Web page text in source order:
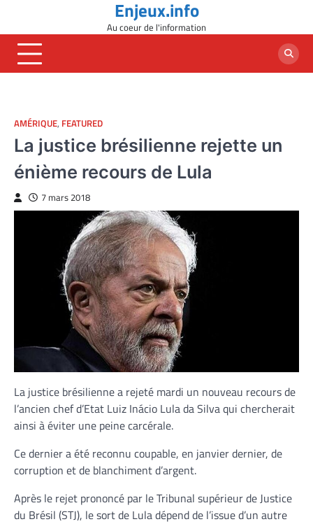
content
Enjeux.info
Au coeur de l'information
AMÉRIQUE, FEATURED
La justice brésilienne rejette un
énième recours de Lula
7 mars 2018
La justice brésilienne a rejeté mardi un nouveau recours de
l’ancien chef d’Etat Luiz Inácio Lula da Silva qui chercherait
ainsi à éviter une peine carcérale.
Ce dernier a été reconnu coupable, en janvier dernier, de
corruption et de blanchiment d’argent.
Après le rejet prononcé par le Tribunal supérieur de Justice
du Brésil (STJ), le sort de Lula dépend de l’issue d’un autre